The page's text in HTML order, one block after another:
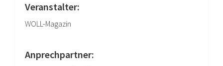
Veranstalter:
WOLL-Magazin
Anprechpartner: